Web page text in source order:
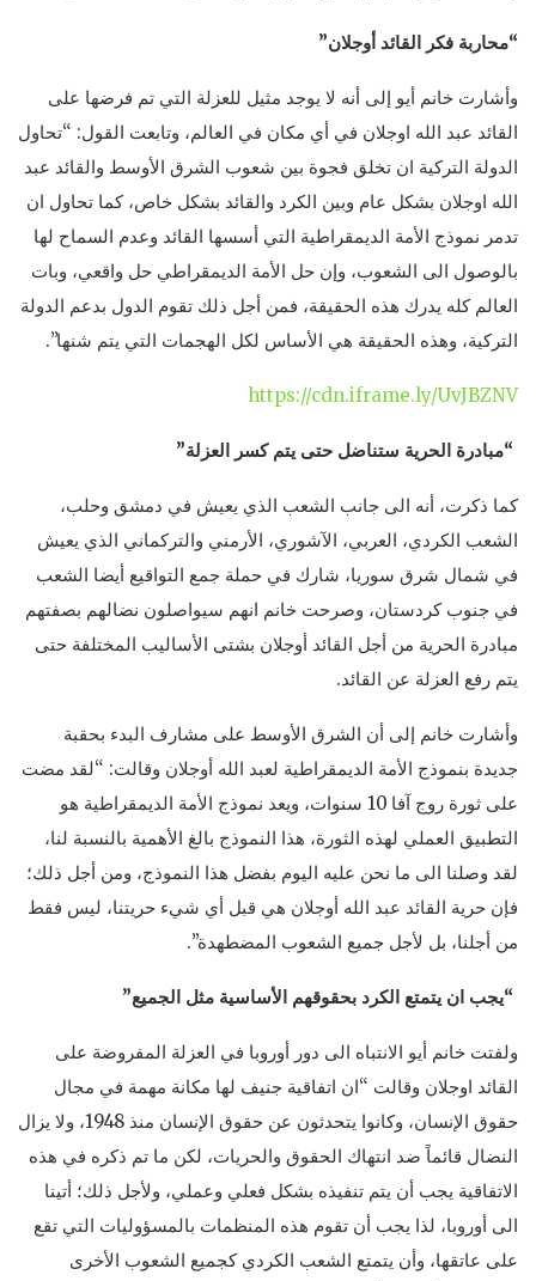
“محاربة فكر القائد أوجلان”
وأشارت خانم أيو إلى أنه لا يوجد مثيل للعزلة التي تم فرضها على
القائد عبد الله اوجلان في أي مكان في العالم، وتابعت القول: “تحاول
الدولة التركية ان تخلق فجوة بين شعوب الشرق الأوسط والقائد عبد
الله اوجلان بشكل عام وبين الكرد والقائد بشكل خاص، كما تحاول ان
تدمر نموذج الأمة الديمقراطية التي أسسها القائد وعدم السماح لها
بالوصول الى الشعوب، وإن حل الأمة الديمقراطي حل واقعي، وبات
العالم كله يدرك هذه الحقيقة، فمن أجل ذلك تقوم الدول بدعم الدولة
التركية، وهذه الحقيقة هي الأساس لكل الهجمات التي يتم شنها”.
https://cdn.iframe.ly/UvJBZNV
“مبادرة الحرية ستناضل حتى يتم كسر العزلة”
كما ذكرت، أنه الى جانب الشعب الذي يعيش في دمشق وحلب،
الشعب الكردي، العربي، الآشوري، الأرمني والتركماني الذي يعيش
في شمال شرق سوريا، شارك في حملة جمع التواقيع أيضا الشعب
في جنوب كردستان، وصرحت خانم انهم سيواصلون نضالهم بصفتهم
مبادرة الحرية من أجل القائد أوجلان بشتى الأساليب المختلفة حتى
يتم رفع العزلة عن القائد.
وأشارت خانم إلى أن الشرق الأوسط على مشارف البدء بحقبة
جديدة بنموذج الأمة الديمقراطية لعبد الله أوجلان وقالت: “لقد مضت
على ثورة روج آفا 10 سنوات، ويعد نموذج الأمة الديمقراطية هو
التطبيق العملي لهذه الثورة، هذا النموذج بالغ الأهمية بالنسبة لنا،
لقد وصلنا الى ما نحن عليه اليوم بفضل هذا النموذج، ومن أجل ذلك؛
فإن حرية القائد عبد الله أوجلان هي قبل أي شيء حريتنا، ليس فقط
من أجلنا، بل لأجل جميع الشعوب المضطهدة”.
“يجب ان يتمتع الكرد بحقوقهم الأساسية مثل الجميع”
ولفتت خانم أيو الانتباه الى دور أوروبا في العزلة المفروضة على
القائد اوجلان وقالت “ان اتفاقية جنيف لها مكانة مهمة في مجال
حقوق الإنسان، وكانوا يتحدثون عن حقوق الإنسان منذ 1948، ولا يزال
النضال قائماً ضد انتهاك الحقوق والحريات، لكن ما تم ذكره في هذه
الاتفاقية يجب أن يتم تنفيذه بشكل فعلي وعملي، ولأجل ذلك؛ أتينا
الى أوروبا، لذا يجب أن تقوم هذه المنظمات بالمسؤوليات التي تقع
على عاتقها، وأن يتمتع الشعب الكردي كجميع الشعوب الأخرى